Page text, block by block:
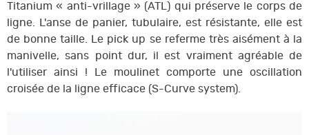
Titanium « anti-vrillage » (ATL) qui préserve le corps de
ligne. L'anse de panier, tubulaire, est résistante, elle est
de bonne taille. Le pick up se referme très aisément à la
manivelle, sans point dur, il est vraiment agréable de
l'utiliser ainsi ! Le moulinet comporte une oscillation
croisée de la ligne efficace (S-Curve system).